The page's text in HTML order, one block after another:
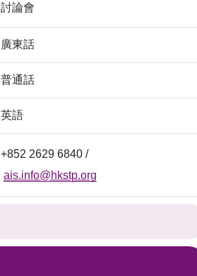
討論會
廣東話
普通話
英語
+852 2629 6840 /
ais.info@hkstp.org